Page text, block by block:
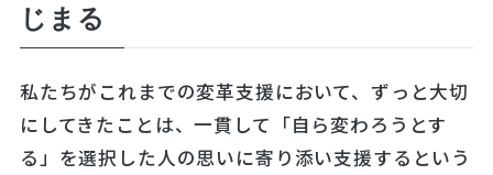
じまる
私たちがこれまでの変革支援において、ずっと大切
にしてきたことは、一貫して「自ら変わろうとす
る」を選択した人の思いに寄り添い支援するという